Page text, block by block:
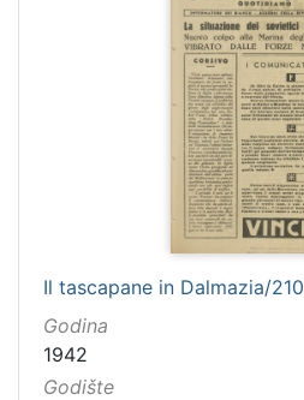
Il tascapane in Dalmazia
Il tascapane in Dalmazia/210
Godina
1942
Godište